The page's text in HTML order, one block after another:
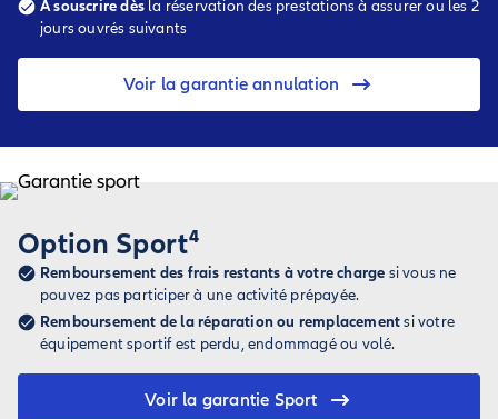
A souscrire dès la réservation des prestations à assurer ou les 2
jours ouvrés suivants
Voir la garantie annulation
Option Sport⁴
Remboursement des frais restants à votre charge si vous ne
pouvez pas participer à une activité prépayée.
Remboursement de la réparation ou remplacementsi votre
équipement sportif est perdu, endommagé ou volé.
Voir la garantie Sport